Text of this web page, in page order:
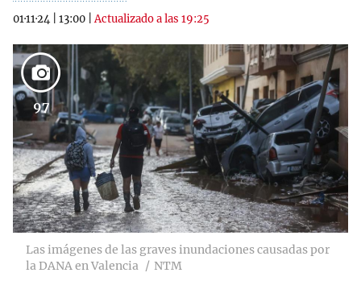
01·11·24
13:00 |Actualizado a las 19:25
97
Las imágenes de las graves inundaciones causadas por
la DANA en Valencia
NTM